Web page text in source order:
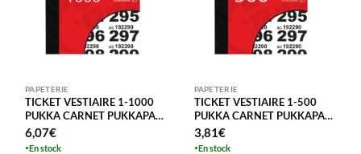
PAPETERIE
TICKET VESTIAIRE 1-1000
PUKKA CARNET PUKKAPAD
CARNET TOMBOLA
6,07€
En stock
PAPETERIE
TICKET VESTIAIRE 1-500
PUKKA CARNET PUKKAPAD
CARNET TOMBOLA
3,81€
En stock